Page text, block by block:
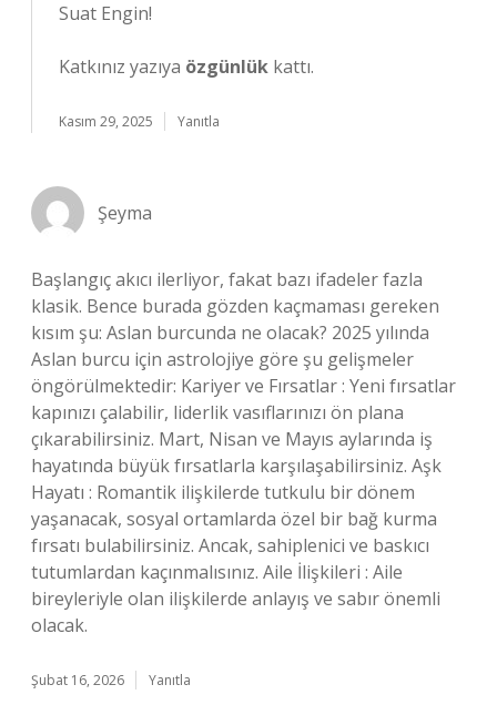
Suat Engin!
Katkınız yazıya özgünlük kattı.
Kasım 29, 2025 Yanıtla
Şeyma
Başlangıç akıcı ilerliyor, fakat bazı ifadeler fazla
klasik. Bence burada gözden kaçmaması gereken
kısım şu: Aslan burcunda ne olacak? 2025 yılında
Aslan burcu için astrolojiye göre şu gelişmeler
öngörülmektedir: Kariyer ve Fırsatlar : Yeni fırsatlar
kapınızı çalabilir, liderlik vasıflarınızı ön plana
çıkarabilirsiniz. Mart, Nisan ve Mayıs aylarında iş
hayatında büyük fırsatlarla karşılaşabilirsiniz. Aşk
Hayatı : Romantik ilişkilerde tutkulu bir dönem
yaşanacak, sosyal ortamlarda özel bir bağ kurma
fırsatı bulabilirsiniz. Ancak, sahiplenici ve baskıcı
tutumlardan kaçınmalısınız. Aile İlişkileri : Aile
bireyleriyle olan ilişkilerde anlayış ve sabır önemli
olacak.
Şubat 16, 2026 Yanıtla